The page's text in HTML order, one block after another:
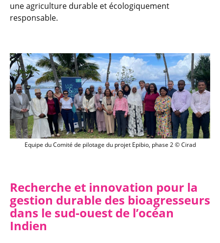
une agriculture durable et écologiquement
responsable.
Equipe du Comité de pilotage du projet
Equipe du Comité de pilotage du projet Epibio, phase 2 © Cirad
Recherche et innovation pour la
gestion durable des bioagresseurs
dans le sud-ouest de l’océan
Indien